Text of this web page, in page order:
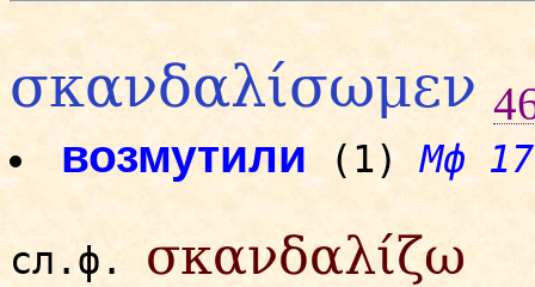
σκανδαλίσωμεν
возмутили (1)Мф 17
сл.ф. σκανδαλίζω